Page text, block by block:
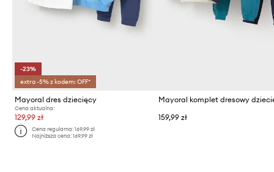
-23%
extra -5% z kodem: OFF*
Mayoral dres dziecięcy
Cena aktualna:
129,99 zł
Cena regularna:169,99 zł
Najniższa cena:169,99 zł
159,99 zł